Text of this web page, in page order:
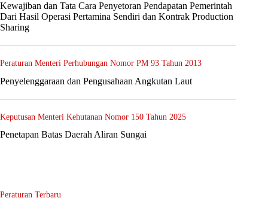
Kewajiban dan Tata Cara Penyetoran Pendapatan Pemerintah
Dari Hasil Operasi Pertamina Sendiri dan Kontrak Production
Sharing
Peraturan Menteri Perhubungan Nomor PM 93 Tahun 2013
Penyelenggaraan dan Pengusahaan Angkutan Laut
Keputusan Menteri Kehutanan Nomor 150 Tahun 2025
Penetapan Batas Daerah Aliran Sungai
Peraturan Terbaru